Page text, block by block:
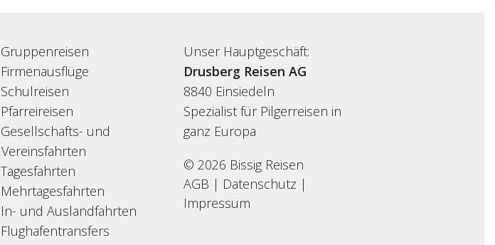
Gruppenreisen
Firmenausflüge
Schulreisen
Pfarreireisen
Gesellschafts- und
Vereinsfahrten
Tagesfahrten
Mehrtagesfahrten
In- und Auslandfahrten
Flughafentransfers
Unser Hauptgeschäft:
Drusberg Reisen AG
8840 Einsiedeln
Spezialist für Pilgerreisen in
ganz Europa
© 2026 Bissig Reisen
AGB | Datenschutz |
Impressum